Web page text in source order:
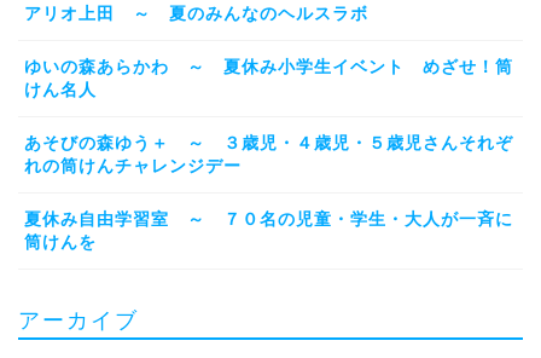
アリオ上田 ～ 夏のみんなのヘルスラボ
ゆいの森あらかわ ～ 夏休み小学生イベント めざせ！筒
けん名人
あそびの森ゆう＋ ～ ３歳児・４歳児・５歳児さんそれぞ
れの筒けんチャレンジデー
夏休み自由学習室 ～ ７０名の児童・学生・大人が一斉に
筒けんを
アーカイブ